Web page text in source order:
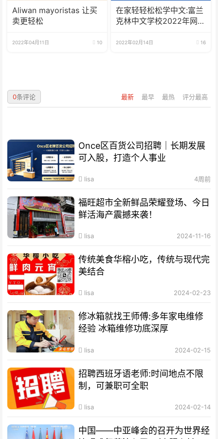
Aliwan mayoristas 让买
卖更轻松
2022年04月11日 10
在家轻轻松松学中文:富兰
克林中文学校2022年网校
2022年02月14日 16
最新 最早 最热 评分最高
0条评论
Once区百货公司招聘｜长期发展
可入股，打造个人事业
lisa 4周前
福旺超市全新鲜品荣耀登场、今日
鲜活海产震撼来袭！
lisa 2024-11-16
传统美食华榕小吃，传统与现代完
美结合
lisa 2024-02-23
修冰箱就找王师傅:多年家电维修
经验 冰箱维修功底深厚
lisa 2024-02-15
招聘西班牙语老师:时间地点不限
制，可兼职可全职
lisa 2024-02-14
中国——中亚峰会的召开为世界经